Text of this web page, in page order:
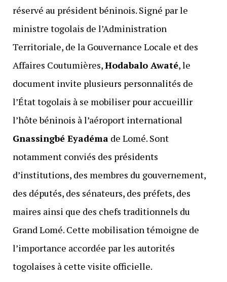
réservé au président béninois. Signé par le
ministre togolais de l’Administration
Territoriale, de la Gouvernance Locale et des
Affaires Coutumières,Hodabalo Awaté, le
document invite plusieurs personnalités de
l’État togolais à se mobiliser pour accueillir
l’hôte béninois à l’aéroport international
Gnassingbé Eyadémade Lomé. Sont
notamment conviés des présidents
d’institutions, des membres du gouvernement,
des députés, des sénateurs, des préfets, des
maires ainsi que des chefs traditionnels du
Grand Lomé. Cette mobilisation témoigne de
l’importance accordée par les autorités
togolaises à cette visite officielle.